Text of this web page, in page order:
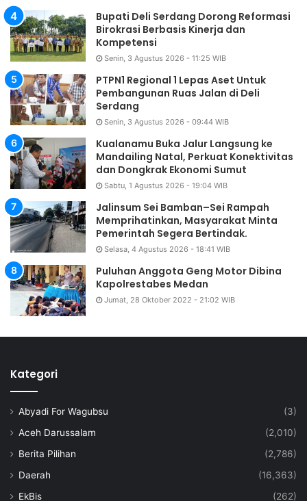
Bupati Deli Serdang Dorong Reformasi
Birokrasi Berbasis Kinerja dan
Kompetensi
Senin, 3 Agustus 2026 - 11:25 WIB
PTPN1 Regional 1 Lepas Aset Untuk
Pembangunan Ruas Jalan di Deli
Serdang
Senin, 3 Agustus 2026 - 09:44 WIB
Kualanamu Buka Jalur Langsung ke
Mandailing Natal, Perkuat Konektivitas
dan Dongkrak Ekonomi Sumut
Sabtu, 1 Agustus 2026 - 19:04 WIB
Jalinsum Sei Bamban–Sei Rampah
Memprihatinkan, Masyarakat Minta
Pemerintah Segera Bertindak.
Selasa, 4 Agustus 2026 - 18:41 WIB
Puluhan Anggota Geng Motor Dibina
Kapolrestabes Medan
Jumat, 28 Oktober 2022 - 21:02 WIB
Kategori
Abyadi For Wagubsu
(3)
Aceh Darussalam
(2,010)
Berita Pilihan
(2,786)
Daerah
(16,363)
EkBis
(262)